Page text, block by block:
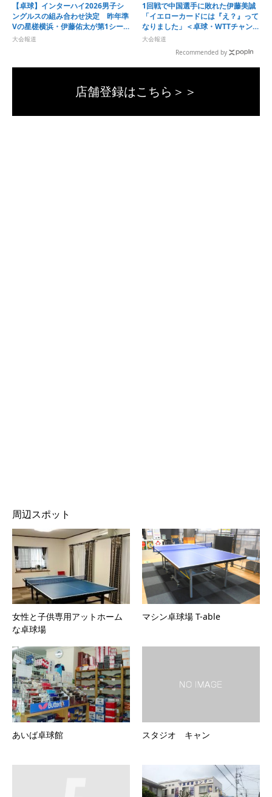
【卓球】インターハイ2026男子シ
ングルスの組み合わせ決定 昨年準
Vの星槎横浜・伊藤佑太が第1シー
ドに
大会報道
1回戦で中国選手に敗れた伊藤美誠
「イエローカードには『え？』って
なりました」＜卓球・WTTチャンピ
オンズ横浜2026＞
大会報道
Recommended by
店舗登録はこちら＞＞
周辺スポット
女性と子供専用アットホーム
な卓球場
マシン卓球場 T-able
あいば卓球館 スタジオ キャン